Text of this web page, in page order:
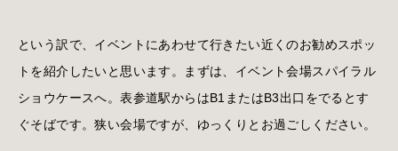
という訳で、イベントにあわせて行きたい近くのお勧めスポッ
トを紹介したいと思います。まずは、イベント会場スパイラル
ショウケースへ。表参道駅からはB1またはB3出口をでるとす
ぐそばです。狭い会場ですが、ゆっくりとお過ごしください。